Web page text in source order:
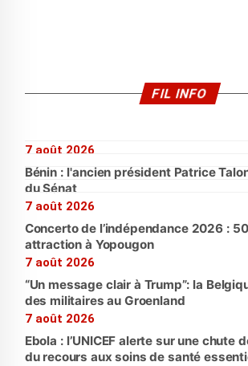
FIL INFO
7 août 2026
Bénin : l'ancien président Patrice
du Sénat
7 août 2026
Concerto de l’indépendance 2026 :
attraction à Yopougon
7 août 2026
“Un message clair à Trump”: la
des militaires au Groenland
7 août 2026
Ebola : l’UNICEF alerte sur une chute
du recours aux soins de santé